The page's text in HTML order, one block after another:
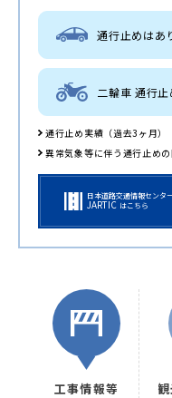
通行止めはあ
二輪車 通行
通行止め実績（過去3ヶ月）
異常気象等に伴う通行止め
日本道路交通情報センタ
JARTIC はこちら
工事情報等